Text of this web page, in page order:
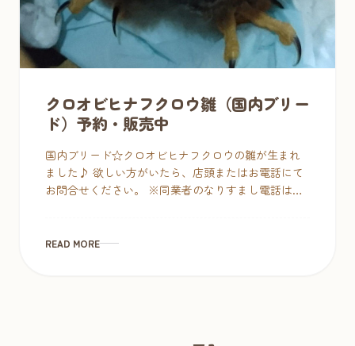
クロオビヒナフクロウ雛（国内ブリー
ド）予約・販売中
国内ブリード☆クロオビヒナフクロウの雛が生まれ
ました♪ 欲しい方がいたら、店頭またはお電話にて
お問合せください。 ※同業者のなりすまし電話はお
READ MORE